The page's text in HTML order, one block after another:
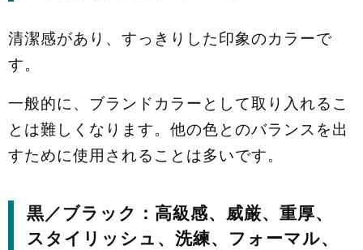
清潔感があり、すっきりした印象のカラーで
す。
一般的に、ブランドカラーとして取り入れるこ
とは難しくなります。他の色とのバランスを出
すために使用されることは多いです。
黒／ブラック：高級感、威厳、重厚、
スタイリッシュ、洗練、フォーマル、